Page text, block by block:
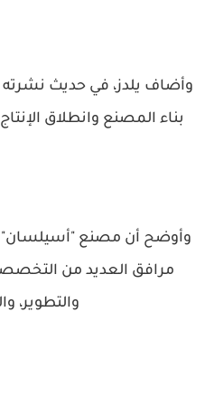
وأضاف يلدز، في حديث نشرته
بناء المصنع وانطلاق
وأوضح أن مصنع "أسيلسان"
مرافق العديد من
والتطوير،